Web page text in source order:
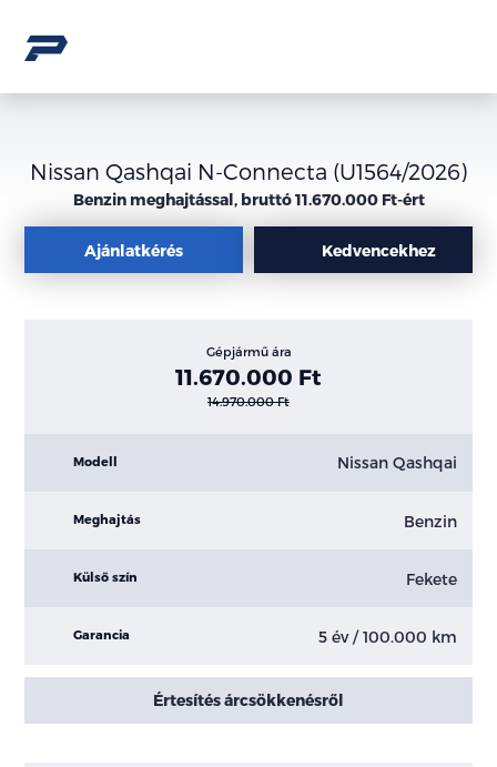
Nissan Qashqai N-Connecta (U1564/2026)
Benzin meghajtással, bruttó 11.670.000 Ft-ért
Ajánlatkérés Kedvencekhez
Gépjármű ára
11.670.000 Ft
14.970.000 Ft
Modell Nissan Qashqai
Meghajtás Benzin
Külső szín Fekete
Garancia 5 év / 100.000 km
Értesítés árcsökkenésről